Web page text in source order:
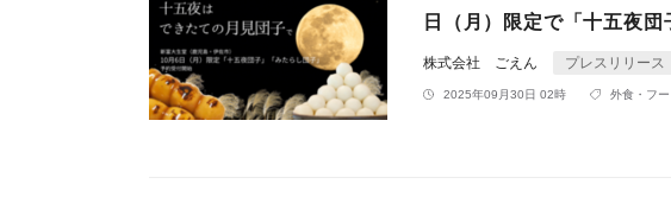
日（月）限定で「十五夜
株式会社 ごえん プレスリリース
2025年09月30日 02時 外食・フ